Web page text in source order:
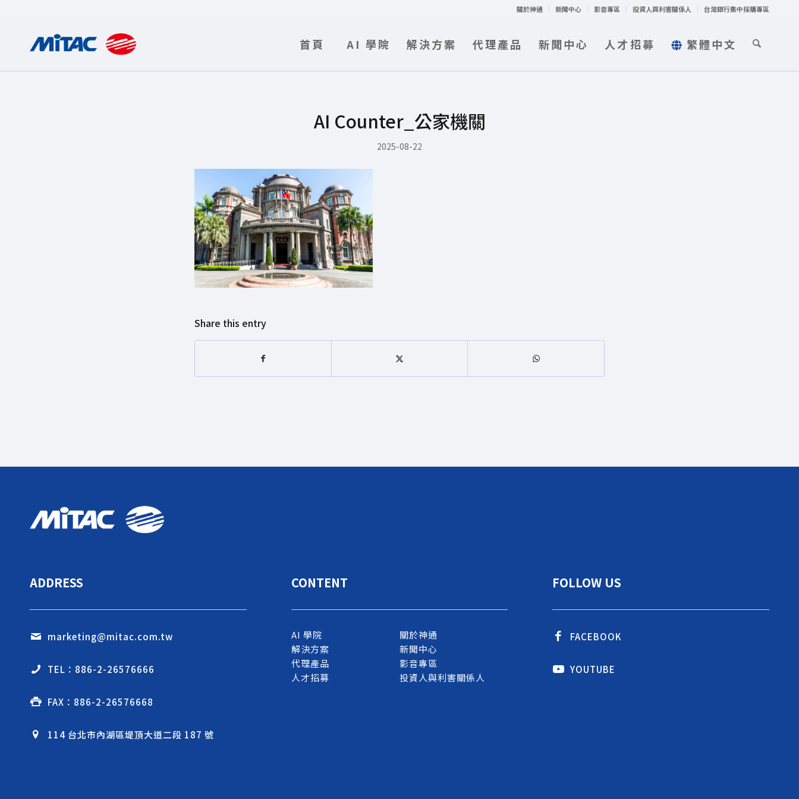
關於神通 新聞中心 影音專區 投資人與利害關係人 台灣銀行集中採購專區
首頁 AI 學院 解決方案 代理產品 新聞中心 人才招募 繁體中文
AI Counter_公家機關
2025-08-22
Share this entry
ADDRESS
marketing@mitac.com.tw
TEL：886-2-26576666
FAX：886-2-26576668
114 台北市內湖區堤頂大道二段 187 號
CONTENT
AI 學院
解決方案
代理產品
人才招募
關於神通
新聞中心
影音專區
投資人與利害關係人
FOLLOW US
FACEBOOK
YOUTUBE